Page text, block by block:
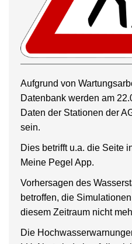
Aufgrund von
Datenbank werden am
Daten der Stationen der
sein.
Dies betrifft u.a. die Seite
Meine Pegel App.
Vorhersagen des
betroffen, die
diesem Zeitraum nicht
Die